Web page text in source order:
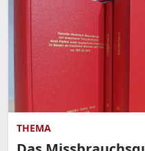
THEMA